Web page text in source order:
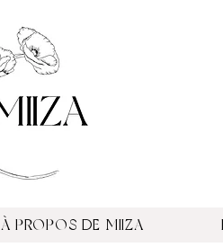
À PROPOS DE MIIZA